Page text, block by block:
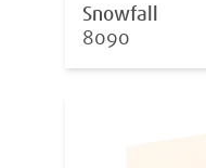
Snowfall
8090